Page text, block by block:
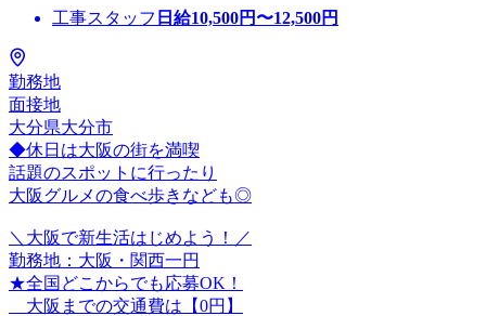
工事スタッフ 日給10,500円〜12,500円
勤務地
面接地
大分県大分市
◆休日は大阪の街を満喫
話題のスポットに行ったり
大阪グルメの食べ歩きなども◎
＼大阪で新生活はじめよう！／
勤務地：大阪・関西一円
★全国どこからでも応募OK！
大阪までの交通費は【0円】